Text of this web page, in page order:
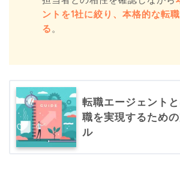
ントを1社に絞り、本格的な転
る。
転職エージェント
職を実現するため
ル